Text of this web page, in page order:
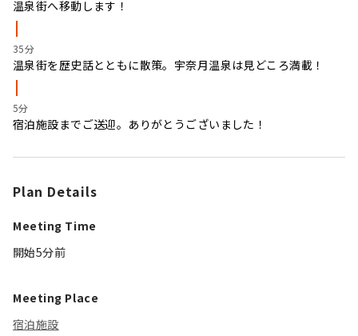
温泉街へ移動します！
35分
温泉街を歴史話とともに散策。宇奈月温泉は見どころ満載！
5分
宿泊施設までご送迎。ありがとうございました！
Plan Details
Meeting Time
開始5分前
Meeting Place
宿泊施設